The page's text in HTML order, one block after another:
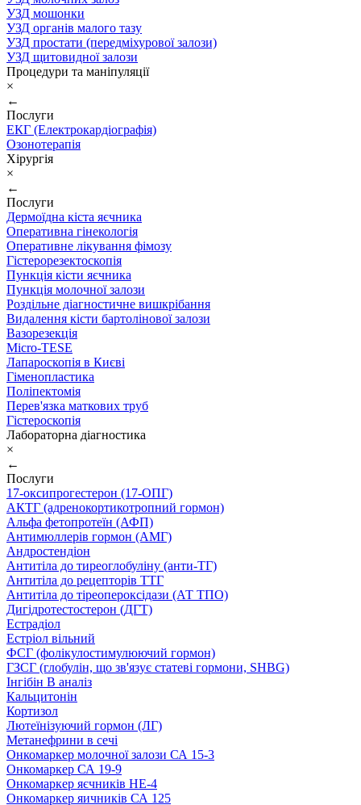
УЗД мошонки
УЗД органів малого тазу
УЗД простати (передміхурової залози)
УЗД щитовидної залози
Процедури та маніпуляції
×
←
Послуги
ЕКГ (Електрокардіографія)
Озонотерапія
Хірургія
×
←
Послуги
Дермоїдна кіста яєчника
Оперативна гінекологія
Оперативне лікування фімозу
Гістерорезектоскопія
Пункція кісти яєчника
Пункція молочної залози
Роздільне діагностичне вишкрібання
Видалення кісти бартолінової залози
Вазорезекція
Micro-TESE
Лапароскопія в Києві
Гіменопластика
Поліпектомія
Перев'язка маткових труб
Гістероскопія
Лабораторна діагностика
×
←
Послуги
17-оксипрогестерон (17-ОПГ)
АКТГ (адренокортикотропний гормон)
Альфа фетопротеїн (АФП)
Антимюллерів гормон (АМГ)
Андростендіон
Антитіла до тиреоглобуліну (анти-ТГ)
Антитіла до рецепторів ТТГ
Антитіла до тіреопероксідази (АТ ТПО)
Дигідротестостерон (ДГТ)
Естрадіол
Естріол вільний
ФСГ (фолікулостимулюючий гормон)
ГЗСГ (глобулін, що зв'язує статеві гормони, SHBG)
Інгібін B аналіз
Кальцитонін
Кортизол
Лютеїнізуючий гормон (ЛГ)
Метанефрини в сечі
Онкомаркер молочної залози СА 15-3
Онкомаркер СА 19-9
Онкомаркер яєчників НЕ-4
Онкомаркер яичників СА 125